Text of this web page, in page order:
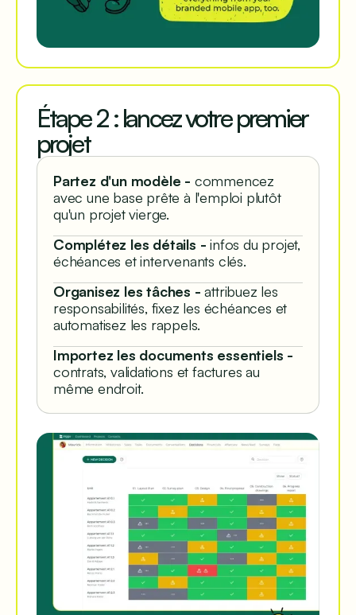
Étape 2 : lancez votre premier
projet
Partez d'un modèle - commencez
avec une base prête à l'emploi plutôt
qu'un projet vierge.
Complétez les détails - infos du projet,
échéances et intervenants clés.
Organisez les tâches - attribuez les
responsabilités, fixez les échéances et
automatisez les rappels.
Importez les documents essentiels -
contrats, validations et factures au
même endroit.